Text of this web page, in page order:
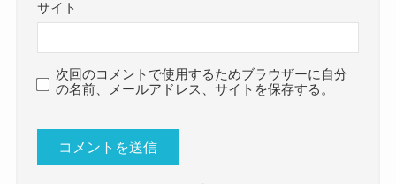
サイト
次回のコメントで使用するためブラウザーに自分
の名前、メールアドレス、サイトを保存する。